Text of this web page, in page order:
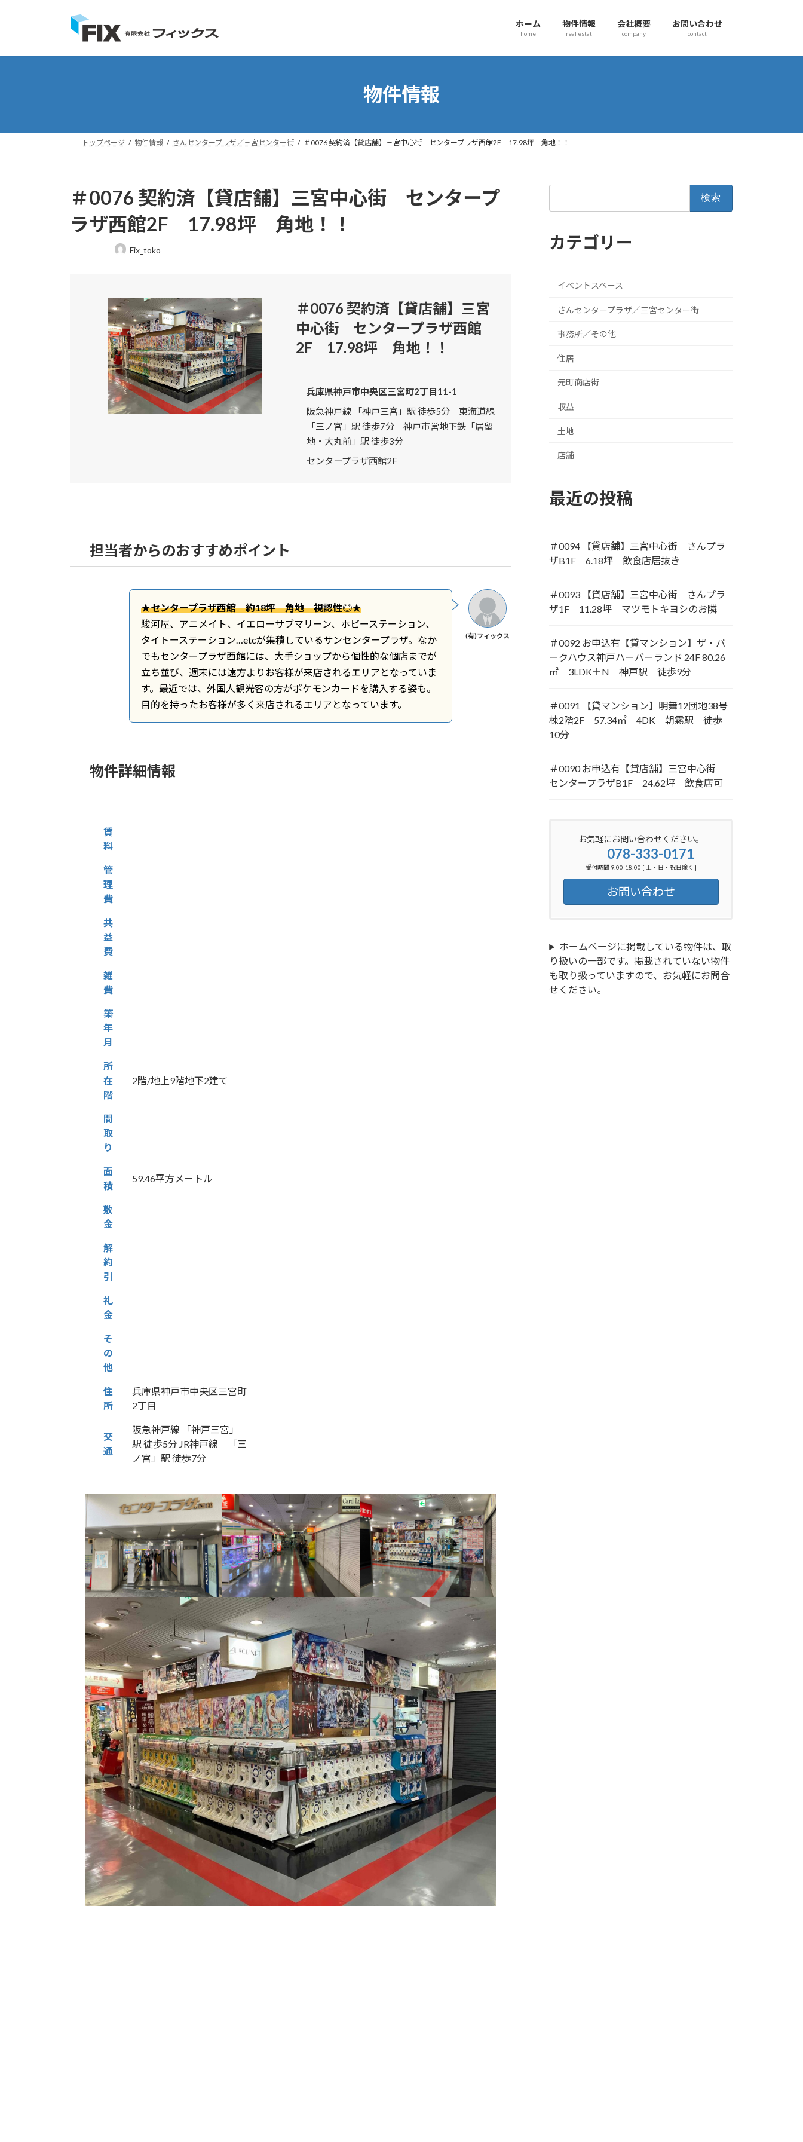
プ
動
ホーム
home
物件情報
real estat
会社概要
company
お問い合わせ
contact
物件情報
トップページ 物件情報 さんセンタープラザ／三宮センター街 ＃0076 契約済【貸店舗】三宮中心街 センタープラザ西館2F 17.98坪 角地！！
＃0076 契約済【貸店舗】三宮中心街 センタープ
ラザ西館2F 17.98坪 角地！！
最
時
:
Fix_toko
＃0076 契約済【貸店舗】三宮
中心街 センタープラザ西館
2F 17.98坪 角地！！
兵庫県神戸市中央区三宮町2丁目11-1
阪急神戸線 「神戸三宮」駅 徒歩5分 東海道線
「三ノ宮」駅 徒歩7分 神戸市営地下鉄「居留
地・大丸前」駅 徒歩3分
センタープラザ西館2F
担当者からのおすすめポイント
(有)フィックス
★センタープラザ西館 約18坪 角地 視認性◎★
駿河屋、アニメイト、イエローサブマリーン、ホビーステーション、
タイトーステーション…etcが集積しているサンセンタープラザ。なか
でもセンタープラザ西館には、大手ショップから個性的な個店までが
立ち並び、週末には遠方よりお客様が来店されるエリアとなっていま
す。最近では、外国人観光客の方がポケモンカードを購入する姿も。
目的を持ったお客様が多く来店されるエリアとなっています。
物件詳細情報
賃
料
管
理
費
共
益
費
雑
費
築
年
月
所
在
階
2階/地上9階地下2建て
間
取
り
面
積
59.46平方メートル
敷
金
解
約
引
礼
金
そ
の
他
住
所
兵庫県神戸市中央区三宮町
2丁目
交
通
阪急神戸線 「神戸三宮」
駅 徒歩5分 JR神戸線 「三
ノ宮」駅 徒歩7分
カテゴリー
イベントスペース
さんセンタープラザ／三宮センター街
事務所／その他
住居
元町商店街
収益
土地
店舗
最近の投稿
＃0094 【貸店舗】三宮中心街 さんプラ
ザB1F 6.18坪 飲食店居抜き
＃0093 【貸店舗】三宮中心街 さんプラ
ザ1F 11.28坪 マツモトキヨシのお隣
＃0092 お申込有【貸マンション】ザ・パ
ークハウス神戸ハーバーランド 24F 80.26
㎡ 3LDK＋N 神戸駅 徒歩9分
＃0091 【貸マンション】明舞12団地38号
棟2階2F 57.34㎡ 4DK 朝霧駅 徒歩
10分
＃0090 お申込有【貸店舗】三宮中心街
センタープラザB1F 24.62坪 飲食店可
お気軽にお問い合わせください。
078-333-0171
受付時間 9:00-18:00 [ 土・日・祝日除く ]
お問い合わせ
ホームページに掲載している物件は、取
り扱いの一部です。掲載されていない物件
も取り扱っていますので、お気軽にお問合
せください。